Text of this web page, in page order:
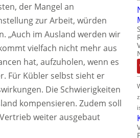
der Mangel an
zur Arbeit, würden
„Auch im Ausland werden wir
vielfach nicht mehr aus
hat, aufzuholen, wenn es
Für Kübler selbst sieht er
Die Schwierigkeiten
kompensieren. Zudem soll
weiter ausgebaut